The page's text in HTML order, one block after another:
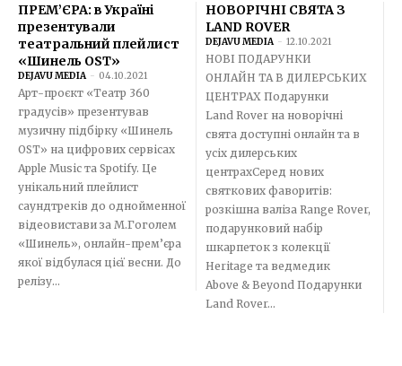
ПРЕМ’ЄРА: в Україні
презентували
театральний плейлист
«Шинель OST»
DEJAVU MEDIA - 04.10.2021
Арт-проєкт «Театр 360
градусів» презентував
музичну підбірку «Шинель
OST» на цифрових сервісах
Apple Music та Spotify. Це
унікальний плейлист
саундтреків до однойменної
відеовистави за М.Гоголем
«Шинель», онлайн-прем’єра
якої відбулася цієї весни. До
релізу...
НОВОРІЧНІ СВЯТА З
LAND ROVER
DEJAVU MEDIA - 12.10.2021
НОВІ ПОДАРУНКИ
ОНЛАЙН ТА В ДИЛЕРСЬКИХ
ЦЕНТРАХ Подарунки
Land Rover на новорічні
свята доступні онлайн та в
усіх дилерських
центрахСеред нових
святкових фаворитів:
розкішна валіза Range Rover,
подарунковий набір
шкарпеток з колекції
Heritage та ведмедик
Above & Beyond Подарунки
Land Rover...